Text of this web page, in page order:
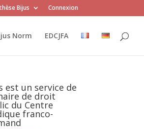
Bijus Connexion
Norm EDCJFA
est un service de
de droit
du Centre
franco-